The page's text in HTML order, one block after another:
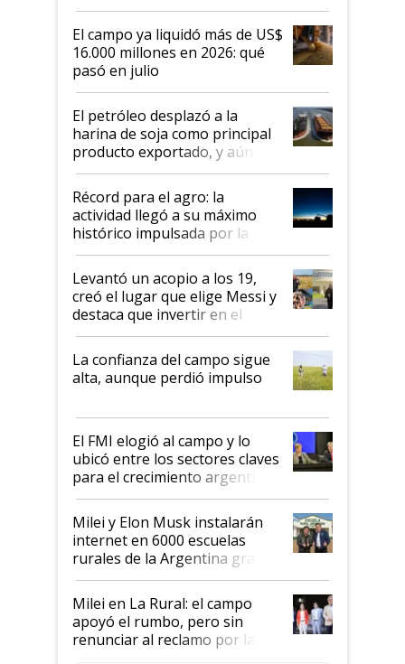
El campo ya liquidó más de US$
16.000 millones en 2026: qué
pasó en julio
El petróleo desplazó a la
harina de soja como principal
producto exportado, y aún así
el agro aportó casi seis de cada
diez dólares y sostuvo el
liderazgo en un semestre
récord
Récord para el agro: la
actividad llegó a su máximo
histórico impulsada por la
cosecha y las exportaciones
Levantó un acopio a los 19,
creó el lugar que elige Messi y
destaca que invertir en el
kirchnerismo era como "darle
plata a un hijo para droga":
Juan Félix Rossetti, el libertario
que de una dura crisis salió
de Milei
La confianza del campo sigue
alta, aunque perdió impulso
El FMI elogió al campo y lo
ubicó entre los sectores claves
para el crecimiento argentino
Milei y Elon Musk instalarán
internet en 6000 escuelas
rurales de la Argentina gracias
a un acuerdo con Starlink
Milei en La Rural: el campo
apoyó el rumbo, pero sin
renunciar al reclamo por las